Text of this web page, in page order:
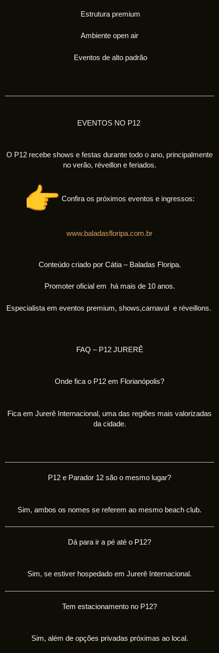
Estrutura premium
Ambiente open air
Eventos de alto padrão
EVENTOS NO P12
O P12 recebe shows e festas durante todo o ano, principalmente
no verão, réveillon e feriados.
Confira os próximos eventos e ingressos:
www.baladasfloripa.com.br
Conteúdo criado por Cátia – Baladas Floripa.
Promoter oficial em há mais de 10 anos.
Especialista em eventos premium, shows,carnaval e réveillons.
FAQ – P12 JURERÊ
Onde fica o P12 em Florianópolis?
Fica em Jurerê Internacional, uma das regiões mais valorizadas
da cidade.
P12 e Parador 12 são o mesmo lugar?
Sim, ambos os nomes se referem ao mesmo beach club.
Dá para ir a pé até o P12?
Sim, se estiver hospedado em Jurerê Internacional.
Tem estacionamento no P12?
Sim, além de opções privadas próximas ao local.